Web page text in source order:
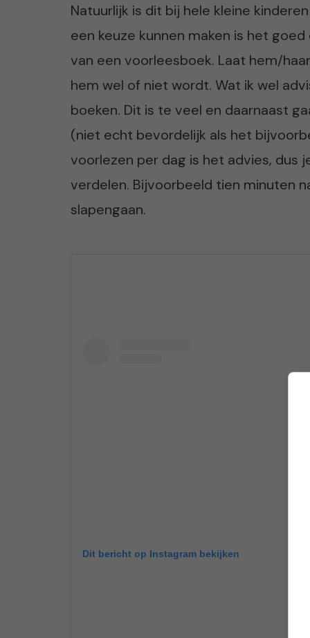
Natuurlijk is dit bij hele kleine
een keuze kunnen maken is het
van een voorleesboek. Laat hem/
hem wel of niet wordt. Wat ik wel
boeken. Dit is te veel en daarnaast
(niet echt bevordelijk als het
voorlezen per dag is het advies, dus
verdelen. Bijvoorbeeld tien minuten
slapengaan.
Dit bericht op Instagram bekijken